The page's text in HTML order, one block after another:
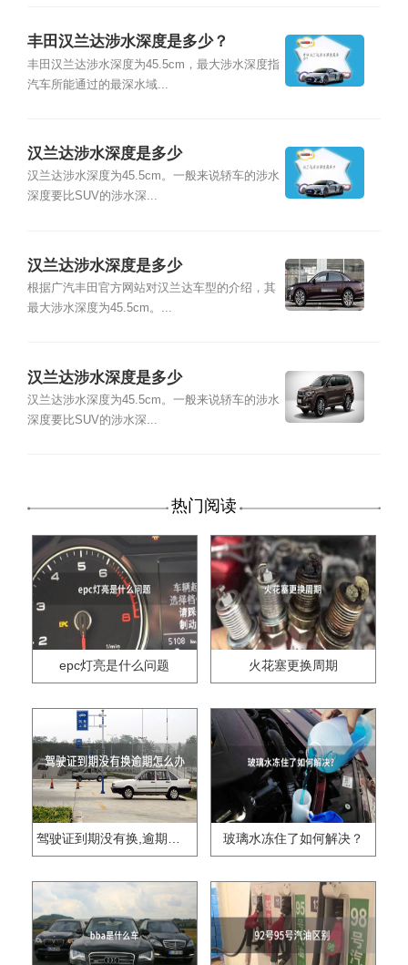
丰田汉兰达涉水深度是多少？
丰田汉兰达涉水深度为45.5cm，最大涉水深度指
汽车所能通过的最深水域...
汉兰达涉水深度是多少
汉兰达涉水深度为45.5cm。一般来说轿车的涉水
深度要比SUV的涉水深...
汉兰达涉水深度是多少
根据广汽丰田官方网站对汉兰达车型的介绍，其
最大涉水深度为45.5cm。...
汉兰达涉水深度是多少
汉兰达涉水深度为45.5cm。一般来说轿车的涉水
深度要比SUV的涉水深...
热门阅读
epc灯亮是什么问题 火花塞更换周期
驾驶证到期没有换,逾期怎么办?? 玻璃水冻住了如何解决？